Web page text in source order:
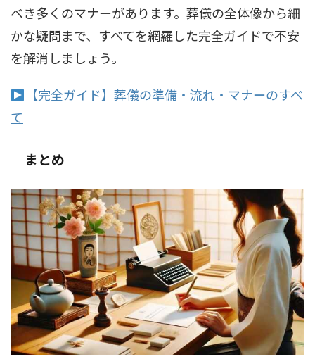
べき多くのマナーがあります。葬儀の全体像から細
かな疑問まで、すべてを網羅した完全ガイドで不安
を解消しましょう。
【完全ガイド】葬儀の準備・流れ・マナーのすべ
て
まとめ